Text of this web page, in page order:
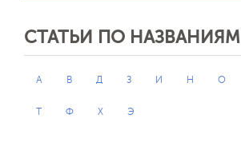
СТАТЬИ ПО НАЗВАНИЯМ
А В Д З И Н О
Т Ф Х Э